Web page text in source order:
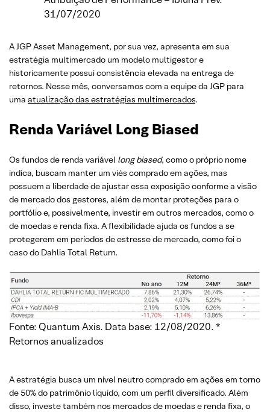
31/07/2020
A JGP Asset Management, por sua vez, apresenta em sua
estratégia multimercado um modelo multigestor e
historicamente possui consistência elevada na entrega de
retornos. Nesse mês, conversamos com a equipe da JGP para
uma atualização das estratégias multimercados.
Renda Variável Long Biased
Os fundos de renda variável long biased, como o próprio nome
indica, buscam manter um viés comprado em ações, mas
possuem a liberdade de ajustar essa exposição conforme a visão
de mercado dos gestores, além de montar proteções para o
portfólio e, possivelmente, investir em outros mercados, como o
de moedas e renda fixa. A flexibilidade ajuda os fundos a se
protegerem em períodos de estresse de mercado, como foi o
caso do Dahlia Total Return.
Fonte: Quantum Axis. Data base: 12/08/2020. *
Retornos anualizados
A estratégia busca um nível neutro comprado em ações em torno
de 50% do patrimônio líquido, com um perfil diversificado. Além
disso, investe também nos mercados de moedas e renda fixa, o